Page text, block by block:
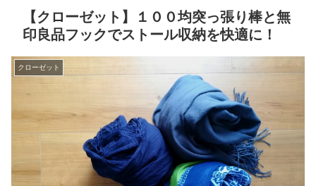
【クローゼット】１００均突っ張り棒と無
印良品フックでストール収納を快適に！
クローゼット